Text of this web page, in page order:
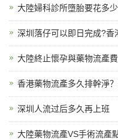
大陸婦科診所墮胎要花多
深圳落仔可以即日完成?
大陸終止懷孕與藥物流產
香港藥物流產多久排幹淨
深圳人流过后多久再上班
大陸藥物流產VS手術流產